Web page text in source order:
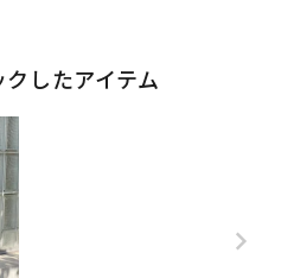
したアイテム